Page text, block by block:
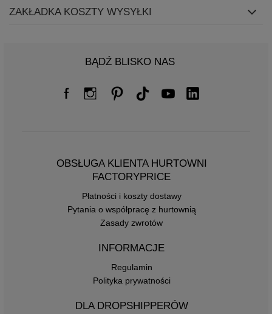
ZAKŁADKA KOSZTY WYSYŁKI
BĄDŹ BLISKO NAS
OBSŁUGA KLIENTA HURTOWNI
FACTORYPRICE
Płatności i koszty dostawy
Pytania o współpracę z hurtownią
Zasady zwrotów
INFORMACJE
Regulamin
Polityka prywatności
DLA DROPSHIPPERÓW